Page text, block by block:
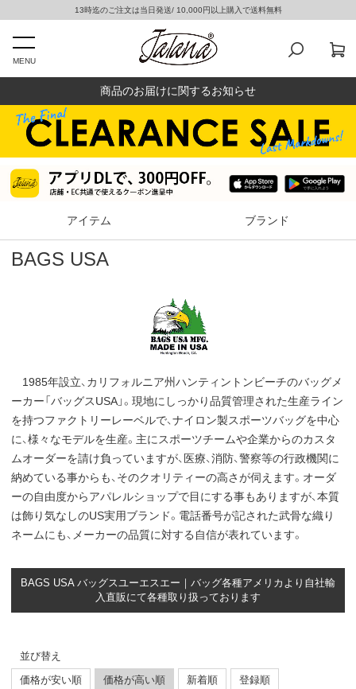
13時迄のご注文は当日発送/ 10,000円以上購入で送料無料
MENU
商品のお届けに関するお知らせ
アイテム ブランド
BAGS USA
1985年設立、カリフォルニア州ハンティントンビーチのバッグメ
ーカー「バッグスUSA」。現地にしっかり品質管理された生産ライン
を持つファクトリーレーベルで、ナイロン製スポーツバッグを中心
に、様々なモデルを生産。主にスポーツチームや企業からのカスタ
ムオーダーを請け負っていますが、医療、消防、警察等の行政機関に
納めている事からも、そのクオリティーの高さが伺えます。オーダ
ーの自由度からアパレルショップで目にする事もありますが、本質
は飾り気なしのUS実用ブランド。電話番号が記された武骨な織り
ネームにも、メーカーの品質に対する自信が表れています。
BAGS USA バッグスユーエスエー｜バッグ各種アメリカより自社輸
入直販にて各種取り扱っております
並び替え
価格が安い順
価格が高い順 新着順
登録順